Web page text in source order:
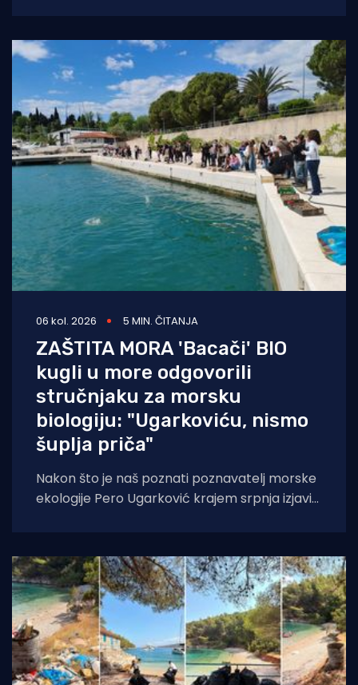
06 kol. 2026 5 MIN. ČITANJA
ZAŠTITA MORA 'Bacači' BIO
kugli u more odgovorili
stručnjaku za morsku
biologiju: "Ugarkoviću, nismo
šuplja priča"
Nakon što je naš poznati poznavatelj morske
ekologije Pero Ugarković krajem srpnja izjavio